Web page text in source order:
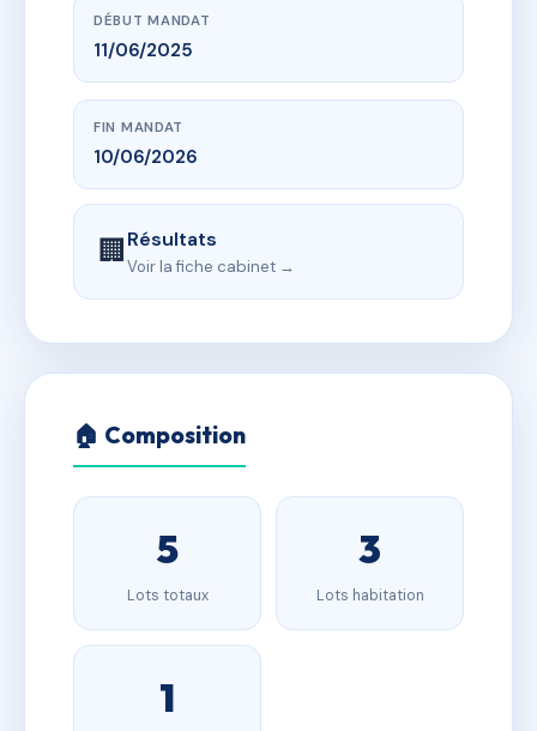
DÉBUT MANDAT
11/06/2025
FIN MANDAT
10/06/2026
🏢Résultats
Voir la fiche cabinet →
🏠 Composition
5
Lots totaux
3
Lots habitation
1